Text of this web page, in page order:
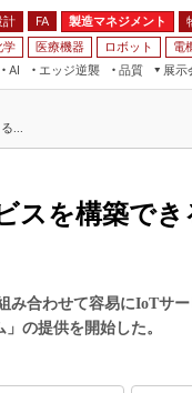
計 FA 製造マネジメント
学 医療機器 ロボット 電
AI
エッジ逆襲 品質
展示
EXPO
ながるクルマ
VR／AR
フィールドサービス
み込み画像技術
み込みモデリング
モビリティ
...
スを構築でき
み合わせて容易にIoTサ
の提供を開始した。